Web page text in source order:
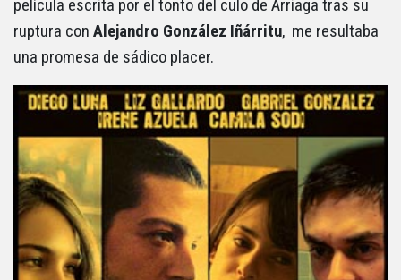
película escrita por el tonto del culo de Arriaga tras su
ruptura con Alejandro González Iñárritu, me resultaba
una promesa de sádico placer.